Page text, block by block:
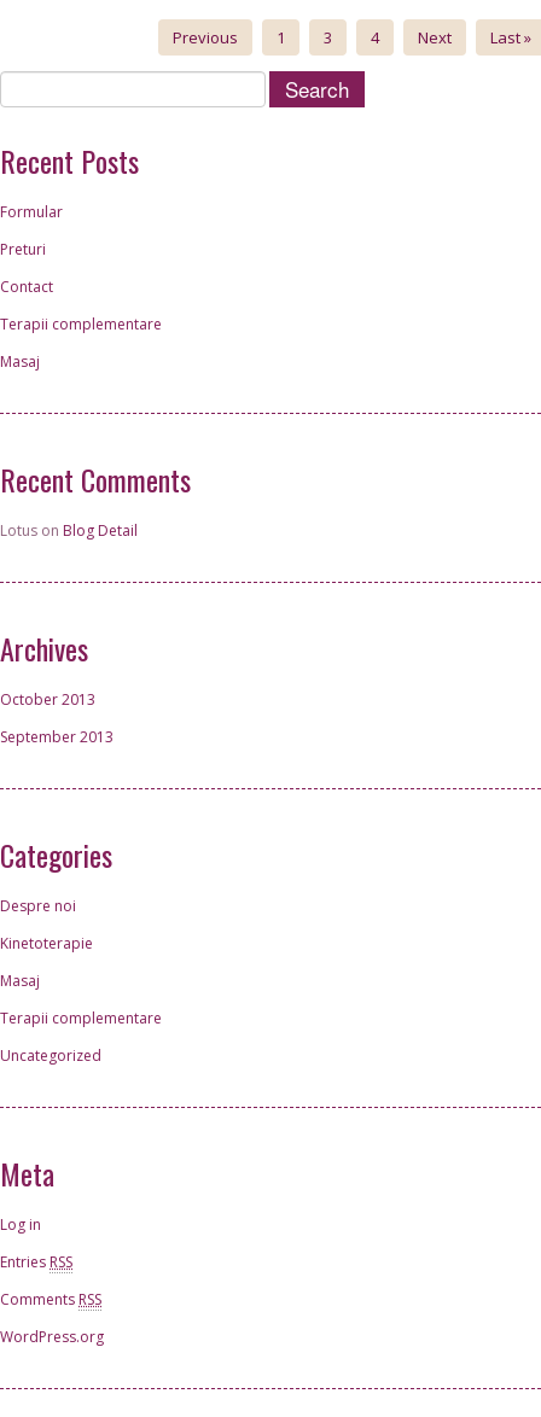
Previous 1 3 4 Next Last»
Recent Posts
Formular
Preturi
Contact
Terapii complementare
Masaj
Recent Comments
Lotus on Blog Detail
Archives
October 2013
September 2013
Categories
Despre noi
Kinetoterapie
Masaj
Terapii complementare
Uncategorized
Meta
Log in
Entries RSS
Comments RSS
WordPress.org